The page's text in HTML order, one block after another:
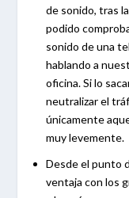
de sonido, tras
podido
sonido de una
hablando a
oficina. Si lo
neutralizar el
únicamente
muy levemente.
Desde el punto
ventaja con los